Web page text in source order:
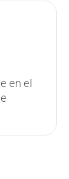
en el